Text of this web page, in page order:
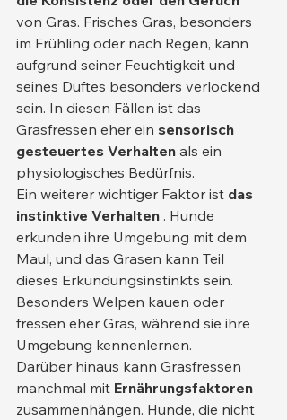
von Gras. Frisches Gras, besonders
im Frühling oder nach Regen, kann
aufgrund seiner Feuchtigkeit und
seines Duftes besonders verlockend
sein. In diesen Fällen ist das
Grasfressen eher ein sensorisch
gesteuertes Verhalten als ein
physiologisches Bedürfnis.
Ein weiterer wichtiger Faktor ist das
instinktive Verhalten . Hunde
erkunden ihre Umgebung mit dem
Maul, und das Grasen kann Teil
dieses Erkundungsinstinkts sein.
Besonders Welpen kauen oder
fressen eher Gras, während sie ihre
Umgebung kennenlernen.
Darüber hinaus kann Grasfressen
manchmal mit Ernährungsfaktoren
zusammenhängen. Hunde, die nicht